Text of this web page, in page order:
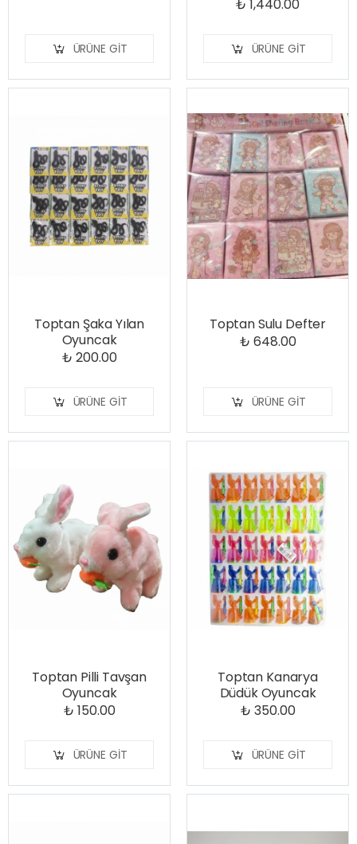
ÜRÜNE GIT
₺ 1,440.00
ÜRÜNE GIT
Toptan Şaka Yılan
Oyuncak
₺ 200.00
ÜRÜNE GIT
Toptan Sulu Defter
₺ 648.00
ÜRÜNE GIT
Toptan Pilli Tavşan
Oyuncak
₺ 150.00
ÜRÜNE GIT
Toptan Kanarya
Düdük Oyuncak
₺ 350.00
ÜRÜNE GIT